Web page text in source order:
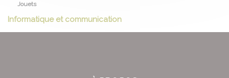
Jouets
Informatique et communication